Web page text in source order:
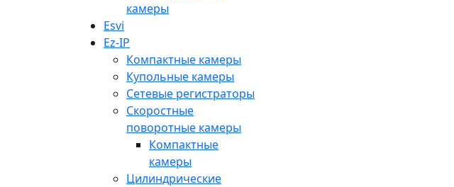
камеры
Esvi
Ez-IP
Компактные камеры
Купольные камеры
Сетевые регистраторы
Скоростные
поворотные камеры
Компактные
камеры
Цилиндрические